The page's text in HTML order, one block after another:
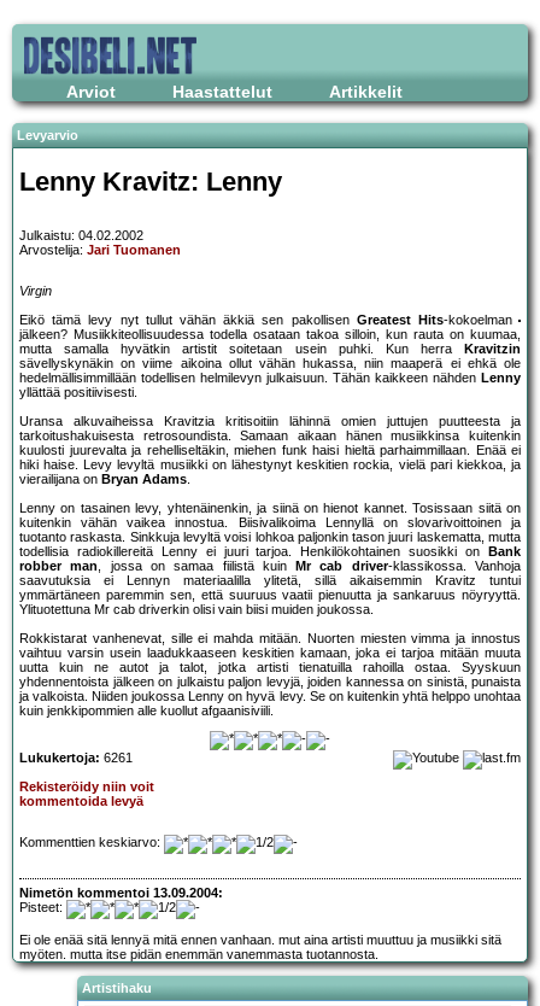
Arviot Haastattelut Artikkelit
Levyarvio
Lenny Kravitz: Lenny
Julkaistu: 04.02.2002
Arvostelija: Jari Tuomanen
Virgin
Eikö tämä levy nyt tullut vähän äkkiä sen pakollisen Greatest Hits-kokoelman
jälkeen? Musiikkiteollisuudessa todella osataan takoa silloin, kun rauta on kuumaa,
mutta samalla hyvätkin artistit soitetaan usein puhki. Kun herra
Kravitzin
sävellyskynäkin on viime aikoina ollut vähän hukassa, niin maaperä ei ehkä ole
hedelmällisimmillään todellisen helmilevyn julkaisuun. Tähän kaikkeen nähden Lenny
yllättää positiivisesti.
Uransa alkuvaiheissa Kravitzia kritisoitiin lähinnä omien juttujen puutteesta ja
tarkoitushakuisesta retrosoundista. Samaan aikaan hänen musiikkinsa kuitenkin
kuulosti juurevalta ja rehelliseltäkin, miehen funk haisi hieltä parhaimmillaan. Enää ei
hiki haise. Levy levyltä musiikki on lähestynyt keskitien rockia, vielä pari kiekkoa, ja
vierailijana on Bryan Adams.
Lenny on tasainen levy, yhtenäinenkin, ja siinä on hienot kannet. Tosissaan siitä on
kuitenkin vähän vaikea innostua. Biisivalikoima Lennyllä on slovarivoittoinen ja
tuotanto raskasta. Sinkkuja levyltä voisi lohkoa paljonkin tason juuri laskematta, mutta
todellisia radiokillereitä Lenny ei juuri tarjoa. Henkilökohtainen suosikki on
Bank
robber man, jossa on samaa fiilistä kuin Mr cab driver-klassikossa. Vanhoja
saavutuksia ei Lennyn materiaalilla ylitetä, sillä aikaisemmin Kravitz tuntui
ymmärtäneen paremmin sen, että suuruus vaatii pienuutta ja sankaruus nöyryyttä.
Ylituotettuna Mr cab driverkin olisi vain biisi muiden joukossa.
Rokkistarat vanhenevat, sille ei mahda mitään. Nuorten miesten vimma ja innostus
vaihtuu varsin usein laadukkaaseen keskitien kamaan, joka ei tarjoa mitään muuta
uutta kuin ne autot ja talot, jotka artisti tienatuilla rahoilla ostaa. Syyskuun
yhdennentoista jälkeen on julkaistu paljon levyjä, joiden kannessa on sinistä, punaista
ja valkoista. Niiden joukossa Lenny on hyvä levy. Se on kuitenkin yhtä helppo unohtaa
kuin jenkkipommien alle kuollut afgaanisiviili.
Lukukertoja: 6261
Rekisteröidy niin voit
kommentoida levyä
Kommenttien keskiarvo:
Nimetön kommentoi 13.09.2004:
Pisteet:
Ei ole enää sitä lennyä mitä ennen vanhaan. mut aina artisti muuttuu ja musiikki sitä
myöten. mutta itse pidän enemmän vanemmasta tuotannosta.
Artistihaku